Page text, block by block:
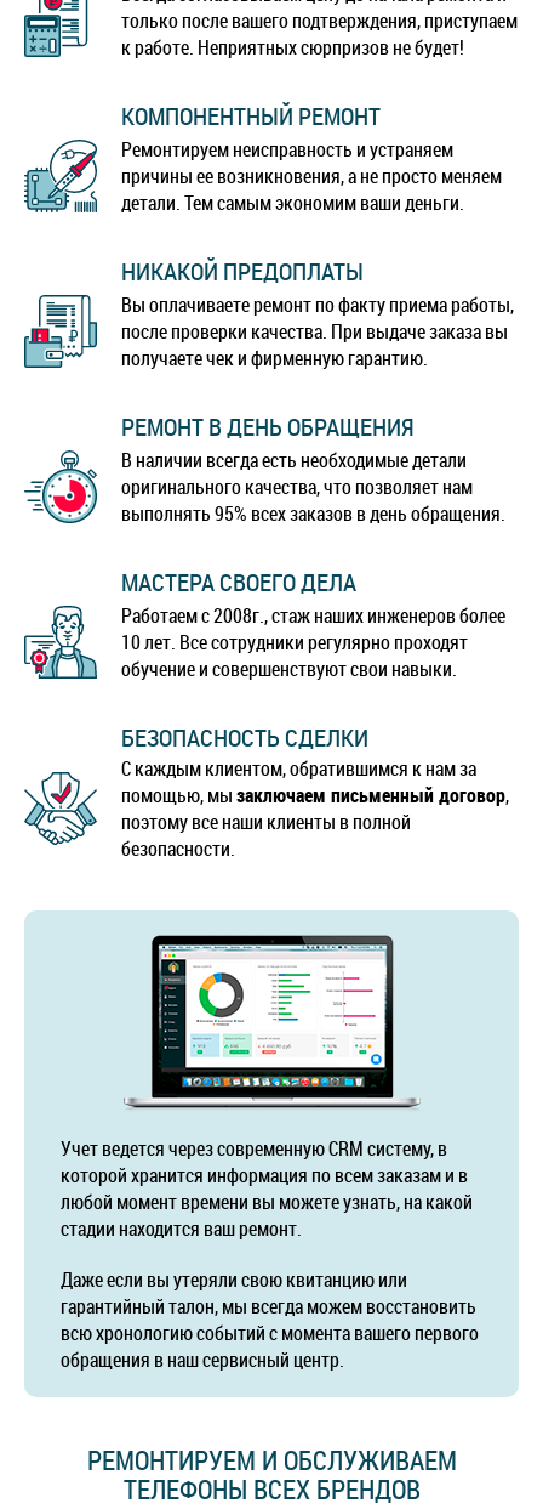
только после вашего подтверждения, приступаем
к работе. Неприятных сюрпризов не будет!
КОМПОНЕНТНЫЙ РЕМОНТ
Ремонтируем неисправность и устраняем
причины ее возникновения, а не просто меняем
детали. Тем самым экономим ваши деньги.
НИКАКОЙ ПРЕДОПЛАТЫ
Вы оплачиваете ремонт по факту приема работы,
после проверки качества. При выдаче заказа вы
получаете чек и фирменную гарантию.
РЕМОНТ В ДЕНЬ ОБРАЩЕНИЯ
В наличии всегда есть необходимые детали
оригинального качества, что позволяет нам
выполнять 95% всех заказов в день обращения.
МАСТЕРА СВОЕГО ДЕЛА
Работаем с 2008г., стаж наших инженеров более
10 лет. Все сотрудники регулярно проходят
обучение и совершенствуют свои навыки.
БЕЗОПАСНОСТЬ СДЕЛКИ
С каждым клиентом, обратившимся к нам за
помощью, мызаключаем письменный договор,
поэтому все наши клиенты в полной
безопасности.
Учет ведется через современную CRM систему, в
которой хранится информация по всем заказам и в
любой момент времени вы можете узнать, на какой
стадии находится ваш ремонт.
Даже если вы утеряли свою квитанцию или
гарантийный талон, мы всегда можем восстановить
всю хронологию событий с момента вашего первого
обращения в наш сервисный центр.
РЕМОНТИРУЕМ И ОБСЛУЖИВАЕМ
ТЕЛЕФОНЫ ВСЕХ БРЕНДОВ